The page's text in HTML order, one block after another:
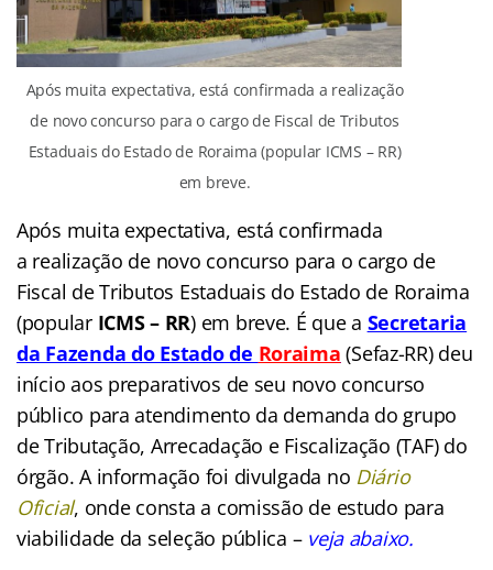
Após muita expectativa, está confirmada a realização
de novo concurso para o cargo de Fiscal de Tributos
Estaduais do Estado de Roraima (popular ICMS – RR)
em breve.
Após muita expectativa, está confirmada
a realização de novo concurso para o cargo de
Fiscal de Tributos Estaduais do Estado de Roraima
(popular ICMS – RR) em breve. É que a Secretaria
da Fazenda do Estado de Roraima (Sefaz-RR) deu
início aos preparativos de seu novo concurso
público para atendimento da demanda do grupo
de Tributação, Arrecadação e Fiscalização (TAF) do
órgão. A informação foi divulgada no Diário
Oficial, onde consta a comissão de estudo para
viabilidade da seleção pública –veja abaixo.